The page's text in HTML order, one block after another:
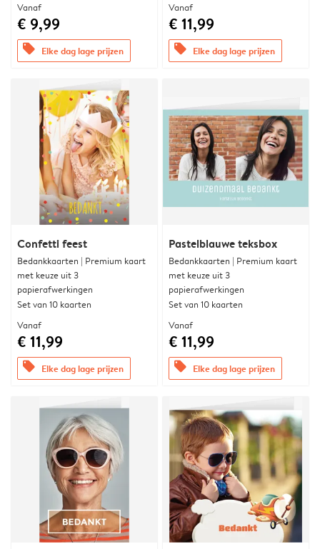
Vanaf
€ 9,99
offers Elke dag lage prijzen
Vanaf
€ 11,99
offers Elke dag lage prijzen
Confetti feest
Bedankkaarten | Premium kaart
met keuze uit 3
papierafwerkingen
Set van 10 kaarten
Vanaf
€ 11,99
offers Elke dag lage prijzen
Pastelblauwe teksbox
Bedankkaarten | Premium kaart
met keuze uit 3
papierafwerkingen
Set van 10 kaarten
Vanaf
€ 11,99
offers Elke dag lage prijzen